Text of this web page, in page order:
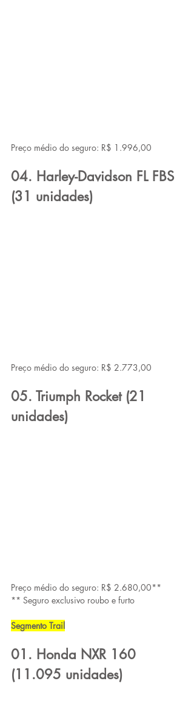
Preço médio do seguro: R$ 1.996,00
04. Harley-Davidson FL FBS
(31 unidades)
Preço médio do seguro: R$ 2.773,00
05. Triumph Rocket (21
unidades)
Preço médio do seguro: R$ 2.680,00**
** Seguro exclusivo roubo e furto
Segmento Trail
01. Honda NXR 160
(11.095 unidades)